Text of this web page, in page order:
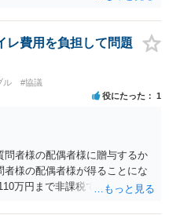
ます。 もし契約書の作成まで
の弁護士、できれば相続に強い
レ費用を負担して問題
ル #協議
役にたった 1
者様の配偶者様に贈与するか
様の配偶者様が得ることにな
万円まで非課税であり、トイ